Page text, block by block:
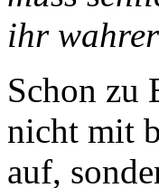
ihr
Schon zu
nicht mit
auf,